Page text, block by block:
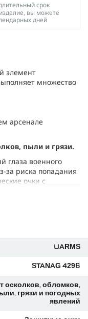
срок
вы можете
дней
элемент
множество
арсенале
пыли и грязи.
глаза военного
за риска попадания
очки с
глаза от травм.
шарика
осколками с
(образования) на
могут включать
опасны для
UARMS
STANAG 4296
осколков, обломков,
грязи и погодных
явлений